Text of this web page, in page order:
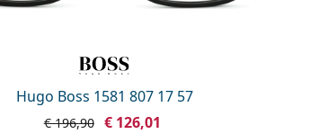
Hugo Boss 1581 807 17 57
€ 196,90 € 126,01